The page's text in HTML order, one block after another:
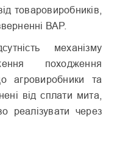
товаровиробників,
ВАР.
механізму
походження
агровиробники та
від сплати мита,
реалізувати через